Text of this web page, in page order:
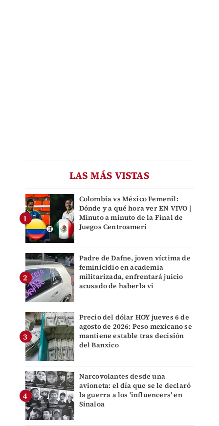
LAS MÁS VISTAS
Colombia vs México Femenil:
Dónde y a qué hora ver EN VIVO |
Minuto a minuto de la Final de
Juegos Centroameri
Padre de Dafne, joven víctima de
feminicidio en academia
militarizada, enfrentará juicio
acusado de haberla vi
Precio del dólar HOY jueves 6 de
agosto de 2026: Peso mexicano se
mantiene estable tras decisión
del Banxico
Narcovolantes desde una
avioneta: el día que se le declaró
la guerra a los 'influencers' en
Sinaloa